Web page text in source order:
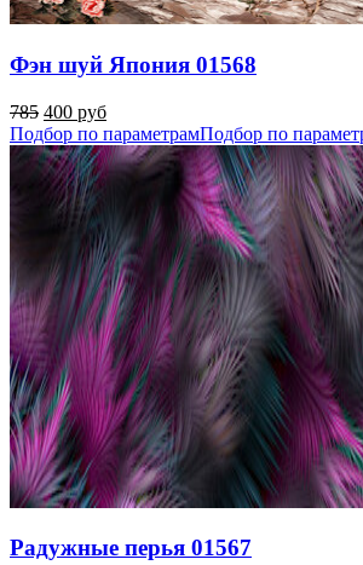
Фэн шуй Япония 01568
785 400 руб
Подбор по параметрамПодбор по
Радужные перья 01567